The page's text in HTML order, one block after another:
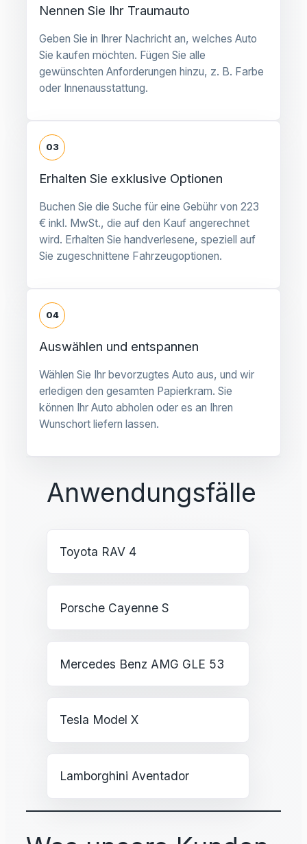
Nennen Sie Ihr Traumauto
Geben Sie in Ihrer Nachricht an, welches Auto
Sie kaufen möchten. Fügen Sie alle
gewünschten Anforderungen hinzu, z. B. Farbe
oder Innenausstattung.
03
Erhalten Sie exklusive Optionen
Buchen Sie die Suche für eine Gebühr von 223
€ inkl. MwSt., die auf den Kauf angerechnet
wird. Erhalten Sie handverlesene, speziell auf
Sie zugeschnittene Fahrzeugoptionen.
04
Auswählen und entspannen
Wählen Sie Ihr bevorzugtes Auto aus, und wir
erledigen den gesamten Papierkram. Sie
können Ihr Auto abholen oder es an Ihren
Wunschort liefern lassen.
Anwendungsfälle
Toyota RAV 4
Porsche Cayenne S
Mercedes Benz AMG GLE 53
Tesla Model X
Lamborghini Aventador